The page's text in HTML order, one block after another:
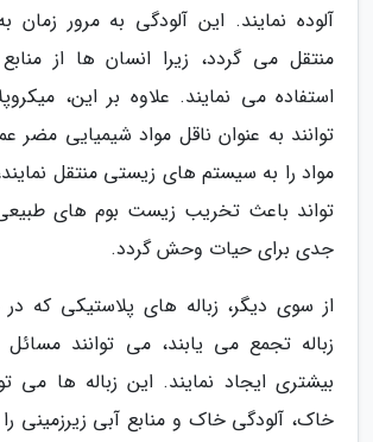
آلوده نمایند. این آلودگی به مرور زمان
منتقل می گردد، زیرا انسان ها از
استفاده می نمایند. علاوه بر این،
توانند به عنوان ناقل مواد شیمیایی مضر
مواد را به سیستم های زیستی منتقل
تواند باعث تخریب زیست بوم های
جدی برای حیات وحش گردد.
از سوی دیگر، زباله های پلاستیکی که
زباله تجمع می یابند، می توانند
بیشتری ایجاد نمایند. این زباله ها می
خاک، آلودگی خاک و منابع آبی زیرزمینی